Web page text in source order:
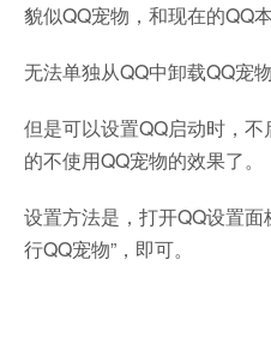
貌似QQ宠物，和现在的QQ
无法单独从QQ中卸载QQ宠物
但是可以设置QQ启动时，
的不使用QQ宠物的效果了。
设置方法是，打开QQ设置
行QQ宠物”，即可。